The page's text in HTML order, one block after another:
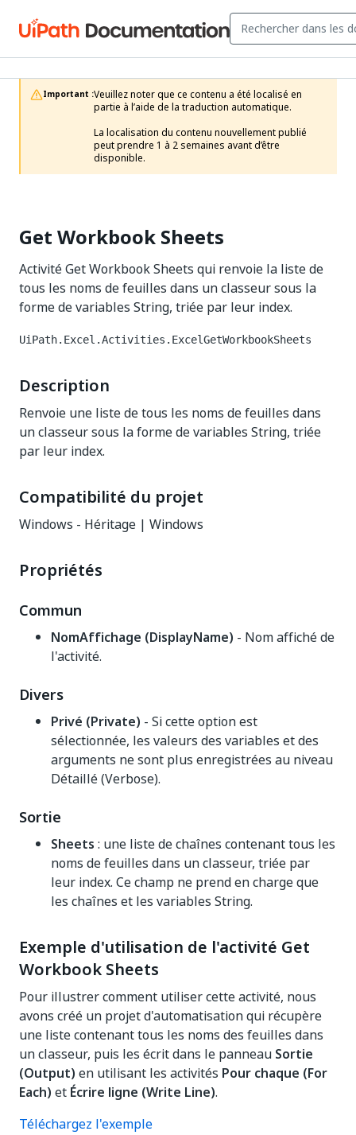
Important :Veuillez noter que ce contenu a été localisé en
partie à l’aide de la traduction automatique.
La localisation du contenu nouvellement publié
peut prendre 1 à 2 semaines avant d’être
disponible.
Get Workbook Sheets
Activité Get Workbook Sheets qui renvoie la liste de
tous les noms de feuilles dans un classeur sous la
forme de variables String, triée par leur index.
UiPath.Excel.Activities.ExcelGetWorkbookSheets
Description
Renvoie une liste de tous les noms de feuilles dans
un classeur sous la forme de variables String, triée
par leur index.
Compatibilité du projet
Windows - Héritage | Windows
Propriétés
Commun
NomAffichage (DisplayName) - Nom affiché de
l'activité.
Divers
Privé (Private) - Si cette option est
sélectionnée, les valeurs des variables et des
arguments ne sont plus enregistrées au niveau
Détaillé (Verbose).
Sortie
Sheets : une liste de chaînes contenant tous les
noms de feuilles dans un classeur, triée par
leur index. Ce champ ne prend en charge que
les chaînes et les variables String.
Exemple d'utilisation de l'activité Get
Workbook Sheets
Pour illustrer comment utiliser cette activité, nous
avons créé un projet d'automatisation qui récupère
une liste contenant tous les noms des feuilles dans
un classeur, puis les écrit dans le panneau Sortie
(Output) en utilisant les activités Pour chaque (For
Each) et Écrire ligne (Write Line).
Téléchargez l'exemple